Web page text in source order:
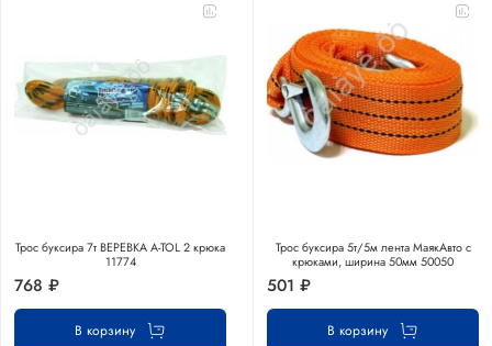
Трос буксира 7т ВЕРЕВКА A-TOL 2 крюка
11774
768 ₽
В корзину
Трос буксира 5т/5м лента МаякАвто с
крюками, ширина 50мм 50050
501 ₽
В корзину